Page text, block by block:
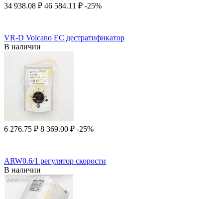
34 938.08 ₽ 46 584.11 ₽ -25%
VR-D Volcano EC дестратификатор
В наличии
6 276.75 ₽ 8 369.00 ₽ -25%
ARW0.6/1 регулятор скорости
В наличии